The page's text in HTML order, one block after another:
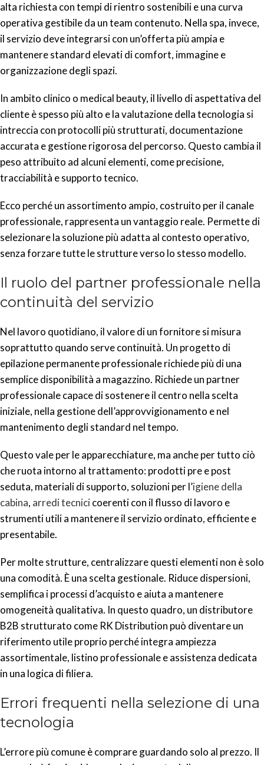
alta richiesta con tempi di rientro sostenibili e una curva
operativa gestibile da un team contenuto. Nella spa, invece,
il servizio deve integrarsi con un’offerta più ampia e
mantenere standard elevati di comfort, immagine e
organizzazione degli spazi.
In ambito clinico o medical beauty, il livello di aspettativa del
cliente è spesso più alto e la valutazione della tecnologia si
intreccia con protocolli più strutturati, documentazione
accurata e gestione rigorosa del percorso. Questo cambia il
peso attribuito ad alcuni elementi, come precisione,
tracciabilità e supporto tecnico.
Ecco perché un assortimento ampio, costruito per il canale
professionale, rappresenta un vantaggio reale. Permette di
selezionare la soluzione più adatta al contesto operativo,
senza forzare tutte le strutture verso lo stesso modello.
Il ruolo del partner professionale nella
continuità del servizio
Nel lavoro quotidiano, il valore di un fornitore si misura
soprattutto quando serve continuità. Un progetto di
epilazione permanente professionale richiede più di una
semplice disponibilità a magazzino. Richiede un partner
professionale capace di sostenere il centro nella scelta
iniziale, nella gestione dell’approvvigionamento e nel
mantenimento degli standard nel tempo.
Questo vale per le apparecchiature, ma anche per tutto ciò
che ruota intorno al trattamento: prodotti pre e post
seduta, materiali di supporto, soluzioni per l’igiene della
cabina, arredi tecnicicoerenti con il flusso di lavoro e
strumenti utili a mantenere il servizio ordinato, efficiente e
presentabile.
Per molte strutture, centralizzare questi elementi non è solo
una comodità. È una scelta gestionale. Riduce dispersioni,
semplifica i processi d’acquisto e aiuta a mantenere
omogeneità qualitativa. In questo quadro, un distributore
B2B strutturato come RK Distribution può diventare un
riferimento utile proprio perché integra ampiezza
assortimentale, listino professionale e assistenza dedicata
in una logica di filiera.
Errori frequenti nella selezione di una
tecnologia
L’errore più comune è comprare guardando solo al prezzo. Il